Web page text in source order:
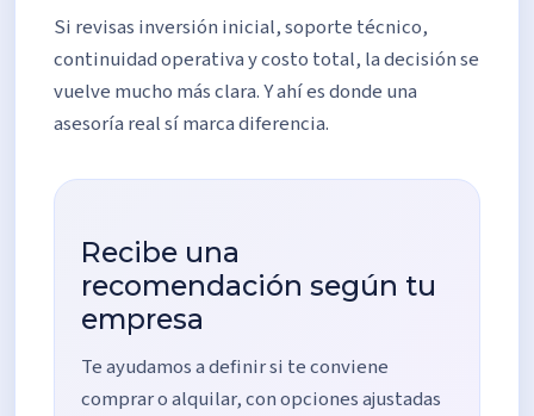
Si revisas inversión inicial, soporte técnico,
continuidad operativa y costo total, la decisión se
vuelve mucho más clara. Y ahí es donde una
asesoría real sí marca diferencia.
Recibe una
recomendación según tu
empresa
Te ayudamos a definir si te conviene
comprar o alquilar, con opciones ajustadas